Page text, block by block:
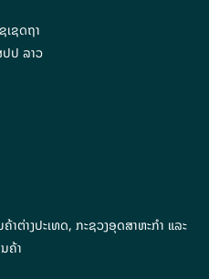
ເຊດຖາ
ປ ລາວ
າງປະເທດ, ກະຊວງອຸດສາຫະກຳ ແລະ
ຄ້າ